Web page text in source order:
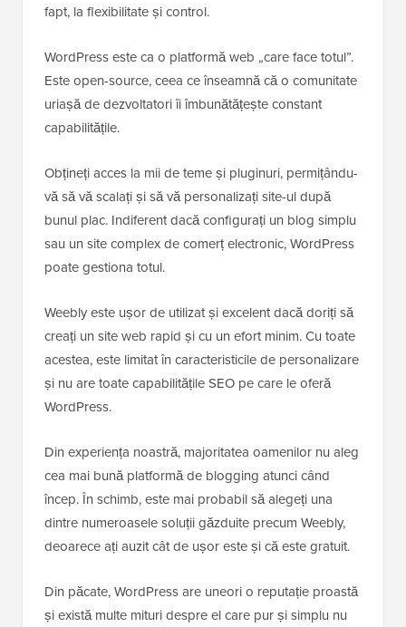
fapt, la flexibilitate și control.
WordPress este ca o platformă web „care face totul”.
Este open-source, ceea ce înseamnă că o comunitate
uriașă de dezvoltatori îi îmbunătățește constant
capabilitățile.
Obțineți acces la mii de teme și pluginuri, permițându-
vă să vă scalați și să vă personalizați site-ul după
bunul plac. Indiferent dacă configurați un blog simplu
sau un site complex de comerț electronic, WordPress
poate gestiona totul.
Weebly este ușor de utilizat și excelent dacă doriți să
creați un site web rapid și cu un efort minim. Cu toate
acestea, este limitat în caracteristicile de personalizare
și nu are toate capabilitățile SEO pe care le oferă
WordPress.
Din experiența noastră, majoritatea oamenilor nu aleg
cea mai bună platformă de blogging atunci când
încep. În schimb, este mai probabil să alegeți una
dintre numeroasele soluții găzduite precum Weebly,
deoarece ați auzit cât de ușor este și că este gratuit.
Din păcate, WordPress are uneori o reputație proastă
și există multe mituri despre el care pur și simplu nu